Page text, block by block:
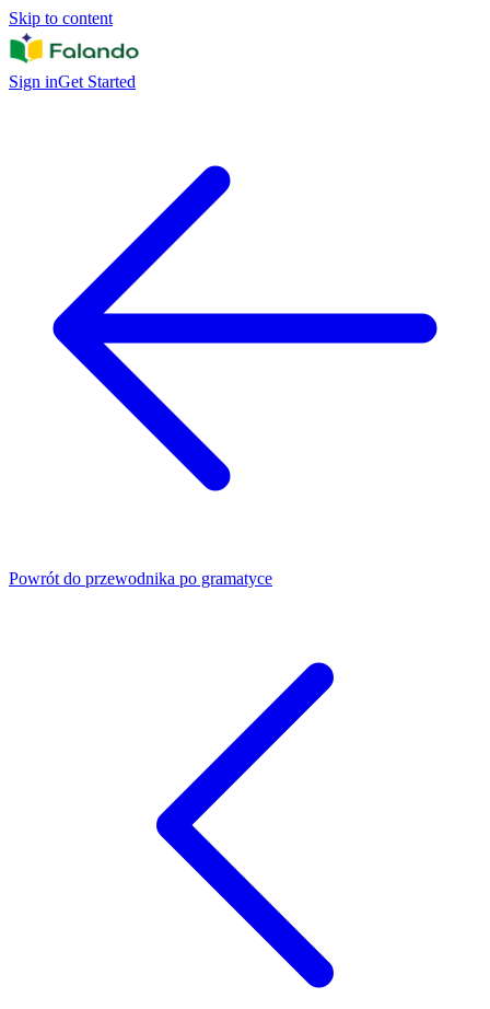
Skip to content
Sign inGet Started
Powrót do przewodnika po gramatyce